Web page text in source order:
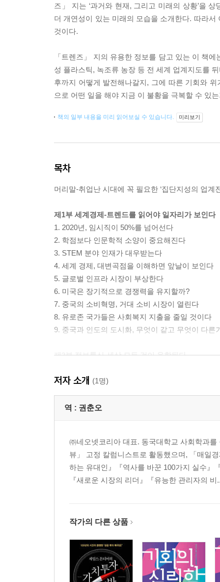
즈」 지는 ‘과거와 현재, 그리고 미래의 상황’을
더 개연성이 있는 미래의 모습을 소개한다. 따라
것이다.
「트렌즈」 지의 유용한 정보를 담고 있는 이 책
성 플라스틱, 녹조류 농장 등 전 세계 업계지도를
후까지 어떻게 발전해나갈지, 그에 따른 기회와
으로 어떤 일을 해야 지금 이 불황을 극복할 수 있
책의 일부 내용을 미리 읽어보실 수 있습니다. 미리보기
목차
머리말-취업난 시대에 꼭 필요한 ‘집단지성의 업계
제1부 세계경제-트렌드를 읽어야 일자리가 보인다
1. 2020년, 임시직이 50%를 넘어선다
2. 학점보다 인문학적 소양이 중요해진다
3. STEM 분야 인재가 대우받는다
4. 세계 경제, 대변곡점을 이해하면 앞날이 보인다
5. 글로벌 인프라 시장이 부상한다
6. 미국은 장기적으로 경쟁력을 유지할까?
7. 중국의 소비혁명, 거대 소비 시장이 열린다
8. 유로존 국가들은 사회복지 지출을 줄일 것이다
9. 중국과 인도의 도시화, 무엇이 같고 무엇이 다른
제2부 정보통신-세상 모든 것이 융합된다
11. 디지털화, 어떤 신규직종을 창출하는가?
12. 사물인터넷, 우리의 일에 어떤 영향을 끼칠까?
13. 국제공인 정보시스템 감시사, 유망직종으로 떠
제3부 산업기술-제조업의 패러다임이 바뀐다
16. 마인드 리딩, 마음을 읽는 기계가 등장한다
17. 스마트 머신, 새로운 일자리를 창출한다
20. 케마티카, 화학인터넷이 모든 산업을 변화시킨
22. 석탄가스화 복합발전, 청정화력발전이 대세로
제4부 생명공학-제4의 물결이 밀려온다
저자 소개 (1명)
역 : 권춘오
㈜네오넷코리아 대표. 동국대학교 사회학과
뷰」 고정 칼럼니스트로 활동했으며, 「매일
하는 유대인』『역사를 바꾼 100가지 실수』
『새로운 시장의 리더』『유능한 관리자의 비
작가의 다른 상품